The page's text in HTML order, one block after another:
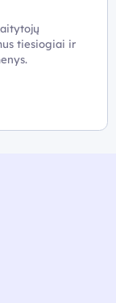
tiesiogiai ir